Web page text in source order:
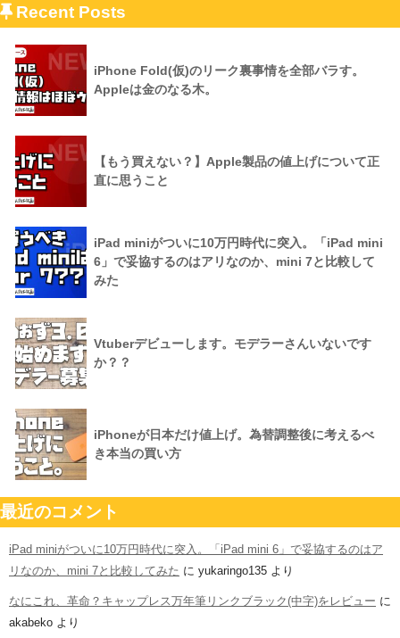
Recent Posts
iPhone Fold(仮)のリーク裏事情を全部バラす。
Appleは金のなる木。
【もう買えない？】Apple製品の値上げについて正
直に思うこと
iPad miniがついに10万円時代に突入。「iPad mini
6」で妥協するのはアリなのか、mini 7と比較して
みた
Vtuberデビューします。モデラーさんいないです
か？？
iPhoneが日本だけ値上げ。為替調整後に考えるべ
き本当の買い方
最近のコメント
iPad miniがついに10万円時代に突入。「iPad mini 6」で妥協するのはア
リなのか、mini 7と比較してみた に yukaringo135 より
なにこれ、革命？キャップレス万年筆リンクブラック(中字)をレビュー に
akabeko より